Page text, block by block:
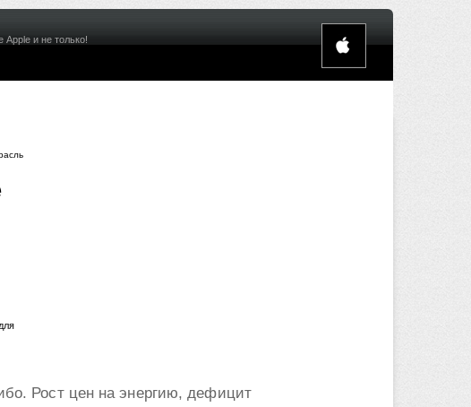
Apple и не только!
Рост цен на энергию, дефицит